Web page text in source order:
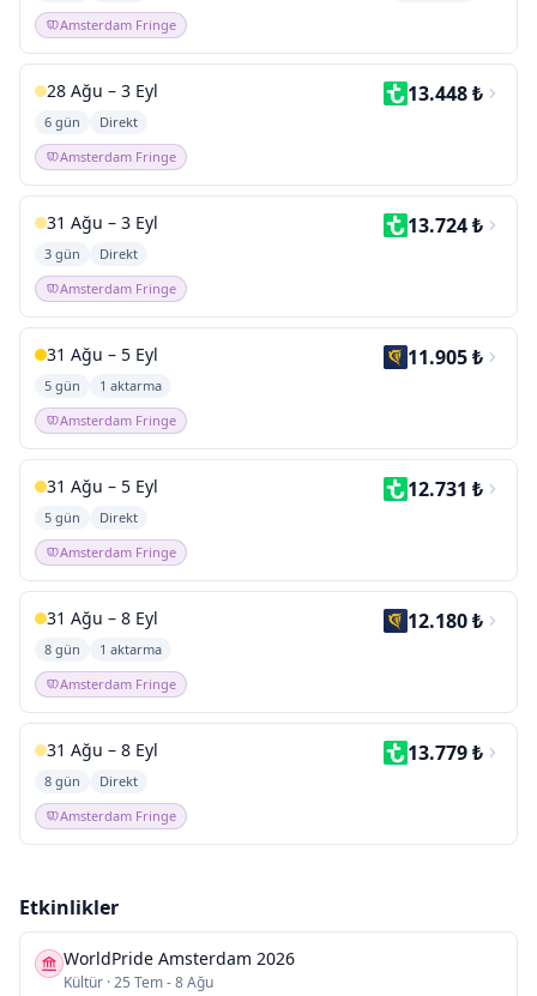
Amsterdam Fringe
28 Ağu – 3 Eyl
6 gün
Direkt
Amsterdam Fringe
13.448 ₺
31 Ağu – 3 Eyl
3 gün
Direkt
Amsterdam Fringe
13.724 ₺
31 Ağu – 5 Eyl
5 gün
1 aktarma
Amsterdam Fringe
11.905 ₺
31 Ağu – 5 Eyl
5 gün
Direkt
Amsterdam Fringe
12.731 ₺
31 Ağu – 8 Eyl
8 gün
1 aktarma
Amsterdam Fringe
12.180 ₺
31 Ağu – 8 Eyl
8 gün
Direkt
Amsterdam Fringe
13.779 ₺
Etkinlikler
WorldPride Amsterdam 2026
Kültür ·25 Tem - 8 Ağu